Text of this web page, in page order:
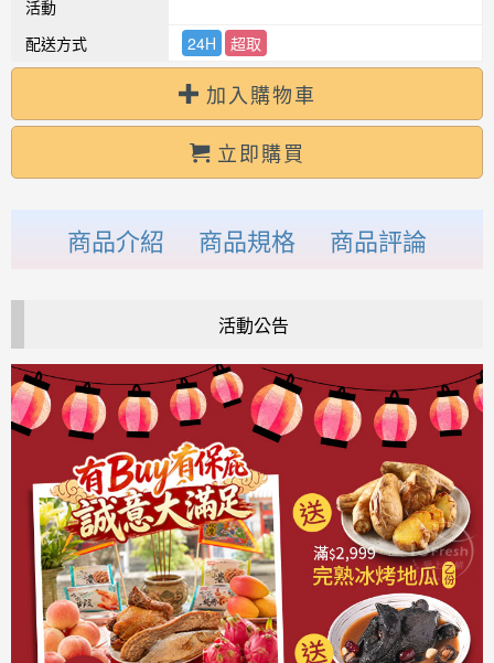
活動
配送方式
24H 超取
加入購物車
立即購買
商品介紹 商品規格 商品評論
活動公告